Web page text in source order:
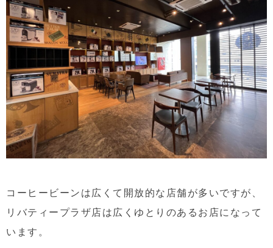
コーヒービーンは広くて開放的な店舗が多いですが、
リバティープラザ店は広くゆとりのあるお店になって
います。